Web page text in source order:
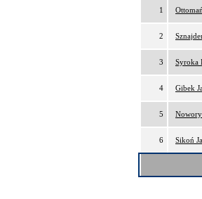
1
2
3 Syroka
4 Gibek
5
6 Sikoń